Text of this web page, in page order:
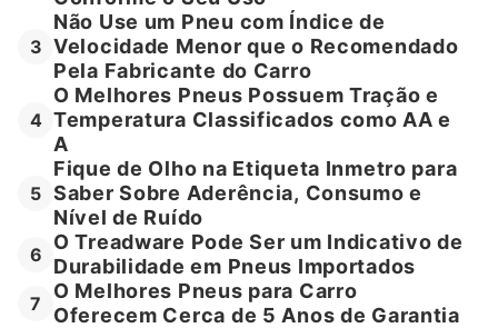
3
Não Use um Pneu com Índice de
Velocidade Menor que o Recomendado
Pela Fabricante do Carro
4
O Melhores Pneus Possuem Tração e
Temperatura Classificados como AA e
A
5
Fique de Olho na Etiqueta Inmetro para
Saber Sobre Aderência, Consumo e
Nível de Ruído
6
O Treadware Pode Ser um Indicativo de
Durabilidade em Pneus Importados
7
O Melhores Pneus para Carro
Oferecem Cerca de 5 Anos de Garantia